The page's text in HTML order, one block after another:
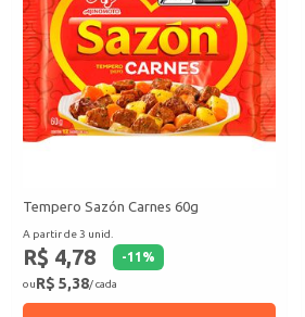
Tempero Sazón Carnes 60g
A partir de 3 unid.
R$ 4,78 -11 %
ouR$ 5,38/ cada